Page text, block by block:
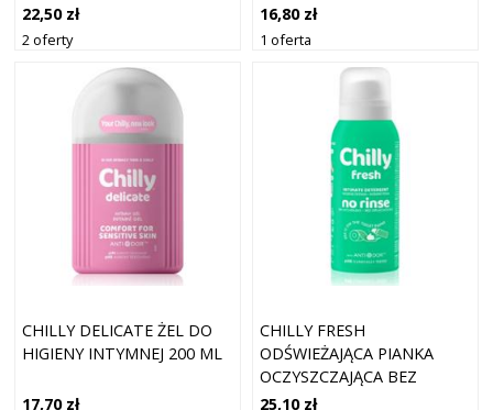
INTYMNEJ DLA KOBIET 50
ML
22,50 zł
2 oferty
16,80 zł
1 oferta
CHILLY DELICATE ŻEL DO
HIGIENY INTYMNEJ 200 ML
17,70 zł
CHILLY FRESH
ODŚWIEŻAJĄCA PIANKA
OCZYSZCZAJĄCA BEZ
SPŁUKIWANIA DO HIGIENY
25,10 zł